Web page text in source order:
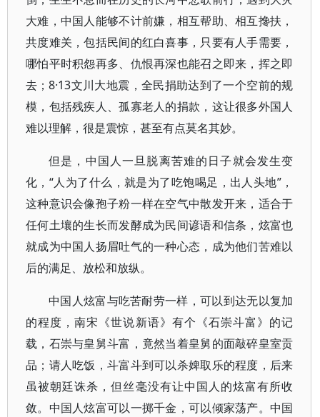
大难，中国人能够不计前嫌，相互帮助、相互搀扶，
共度难关，包括民间的红白喜事，只要有人手需要，
哪怕平时积怨再多、仇恨再深也能召之即来，挥之即
去；8·13文川大地震，全民捐助达到了一个空前的规
模，包括残疾人、孤寡老人的捐款，这让很多外国人
难以理解，很是震惊，甚至有点莫名其妙。
但是，中国人一旦脱离苦难的日子就会发生变
化，“人为了什么，就是为了吃饱喝足，出人头地”，
这种意识会像孢子粉一样在空气中散发开来，适合于
任何土壤的生长而发酵成为民间谚语和信条，炫富也
就成为中国人扬眉吐气的一种心态，成为他们苦难以
后的满足、放松和放纵。
中国人炫富与吃苦耐劳一样，可以到达无以复加
的程度，南宋《世说新语》有个《石崇斗富》的记
载，石崇与皇舅斗富，竟然当着皇舅的面敲碎皇室贡
品；请人吃饭，斗富斗到可以杀婢取乐的程度，后来
虽被朝廷诛杀，但丝毫没有让中国人的炫富有所收
敛。中国人炫富可以一掷千金，可以倾家荡产。中国